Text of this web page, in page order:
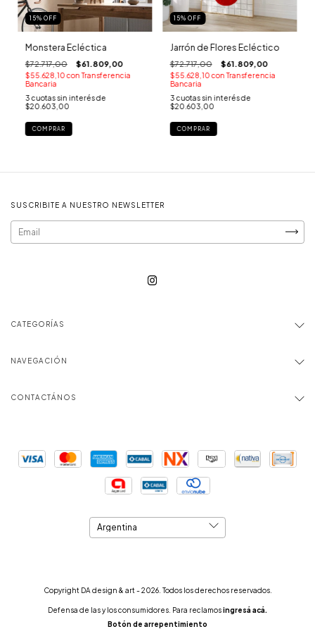
15% OFF
Monstera Ecléctica
$72.717,00 $61.809,00
$55.628,10con Transferencia
Bancaria
3 cuotas sin interés de
$20.603,00
COMPRAR
15%OFF
Jarrón de Flores Ecléctico
$72.717,00 $61.809,00
$55.628,10con Transferencia
Bancaria
3 cuotas sin interés de
$20.603,00
COMPRAR
SUSCRIBITE A NUESTRO NEWSLETTER
CATEGORÍAS
NAVEGACIÓN
CONTACTÁNOS
Copyright DA design & art - 2026. Todos los derechos reservados.
Defensa de las y los consumidores. Para reclamosingresá acá.
Botón de arrepentimiento